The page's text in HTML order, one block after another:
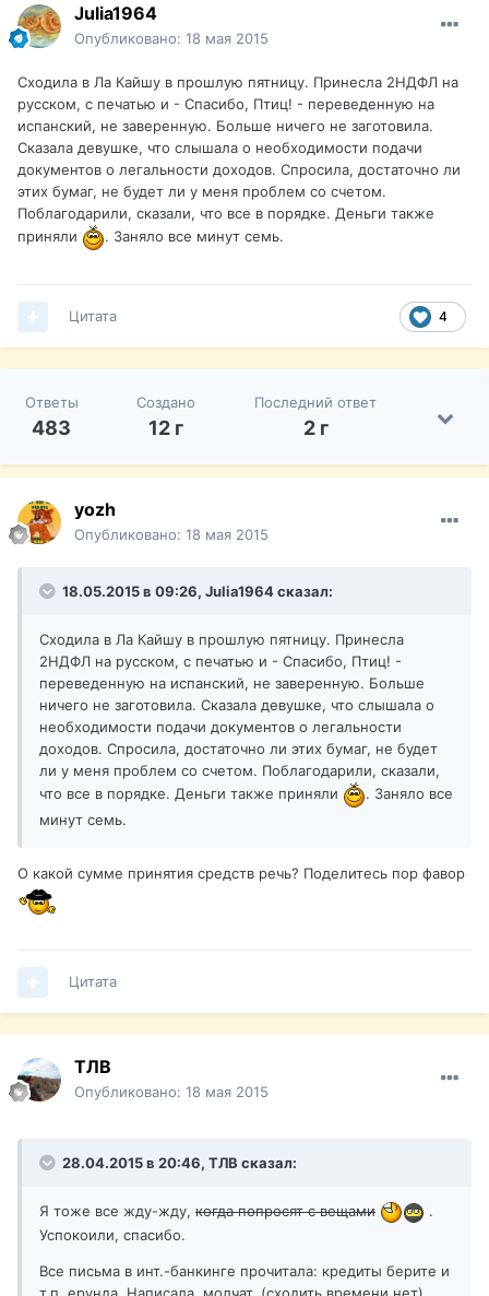
Julia1964
Опубликовано: 18 мая 2015
Сходила в Ла Кайшу в прошлую пятницу. Принесла 2НДФЛ на
русском, с печатью и - Спасибо, Птиц! - переведенную на
испанский, не заверенную. Больше ничего не заготовила.
Сказала девушке, что слышала о необходимости подачи
документов о легальности доходов. Спросила, достаточно ли
этих бумаг, не будет ли у меня проблем со счетом.
Поблагодарили, сказали, что все в порядке. Деньги также
приняли
. Заняло все минут семь.
4
Цитата
Ответы
483
Создано
12 г
Последний ответ
2 г
yozh
Опубликовано: 18 мая 2015
18.05.2015 в 09:26, Julia1964 сказал:
Сходила в Ла Кайшу в прошлую пятницу. Принесла
2НДФЛ на русском, с печатью и - Спасибо, Птиц! -
переведенную на испанский, не заверенную. Больше
ничего не заготовила. Сказала девушке, что слышала о
необходимости подачи документов о легальности
доходов. Спросила, достаточно ли этих бумаг, не будет
ли у меня проблем со счетом. Поблагодарили, сказали,
что все в порядке. Деньги также приняли
. Заняло все
минут семь.
О какой сумме принятия средств речь? Поделитесь пор фавор
Цитата
ТЛВ
Опубликовано: 18 мая 2015
28.04.2015 в 20:46, ТЛВ сказал:
Я тоже все жду-жду, когда попросят с вещами
.
Успокоили, спасибо.
Все письма в инт.-банкинге прочитала: кредиты берите и